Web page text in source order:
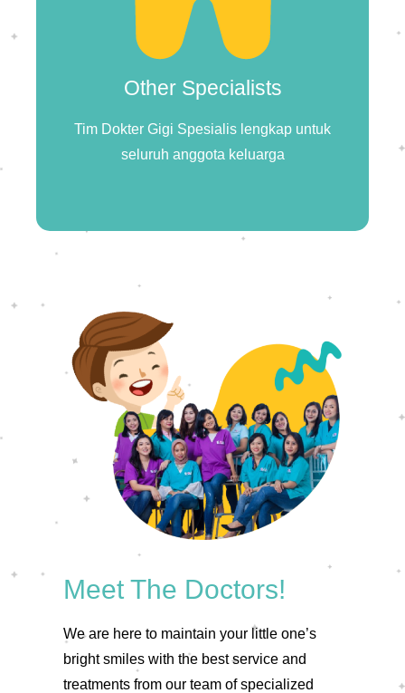
Other Specialists
Tim Dokter Gigi Spesialis lengkap untuk
seluruh anggota keluarga
Meet The Doctors!
We are here to maintain your little one’s
bright smiles with the best service and
treatments from our team of specialized